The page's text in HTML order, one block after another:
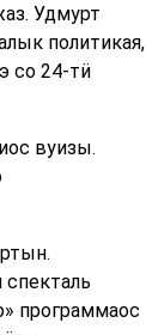
Удмурт
политикая,
со 24-тӥ
вуизы.
программаос